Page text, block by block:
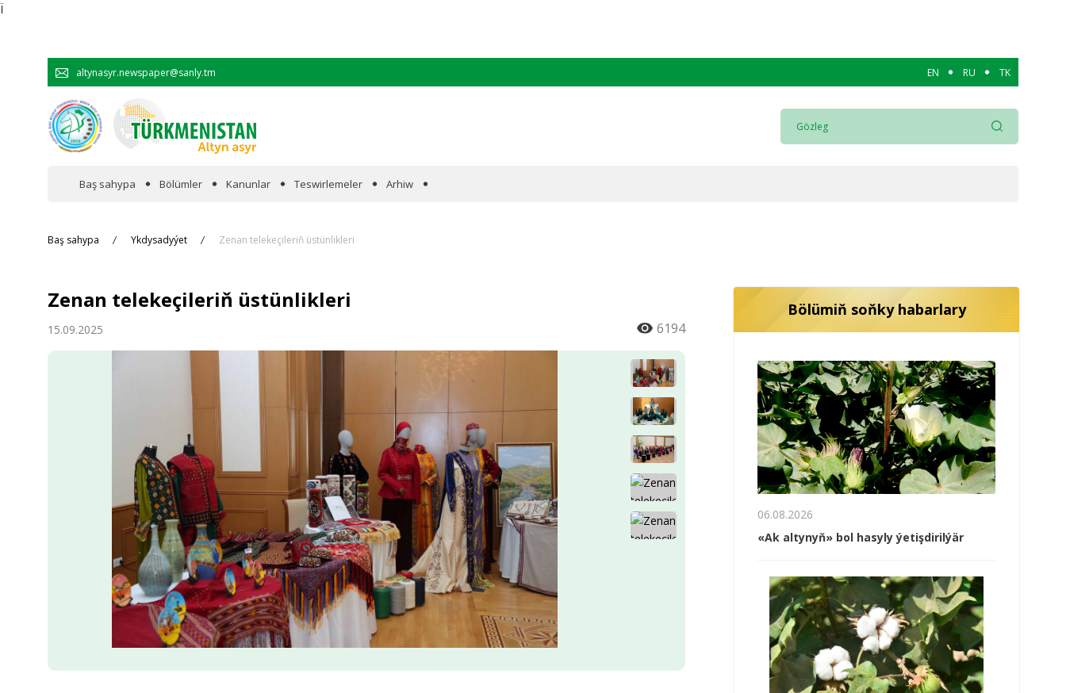
Ï
altynasyr.newspaper@sanly.tm EN RU TK
Baş sahypa Bölümler
Ykdysadyýet
Jemgyýet
Medeniýet
Ylym
Sport
Kanunlar Teswirlemeler Arhiw
Baş sahypa Ykdysadyýet Zenan telekeçileriň üstünlikleri
Zenan telekeçileriň üstünlikleri
15.09.2025 6194
Bölümiň soňky habarlary
06.08.2026
«Ak altynyň» bol hasyly ýetişdirilýär